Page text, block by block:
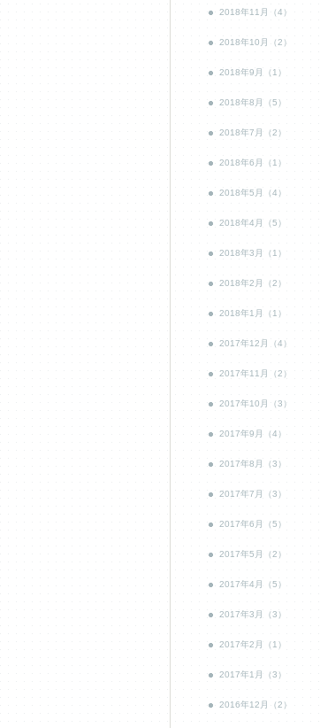
2018年11月（4）
2018年10月（2）
2018年9月（1）
2018年8月（5）
2018年7月（2）
2018年6月（1）
2018年5月（4）
2018年4月（5）
2018年3月（1）
2018年2月（2）
2018年1月（1）
2017年12月（4）
2017年11月（2）
2017年10月（3）
2017年9月（4）
2017年8月（3）
2017年7月（3）
2017年6月（5）
2017年5月（2）
2017年4月（5）
2017年3月（3）
2017年2月（1）
2017年1月（3）
2016年12月（2）